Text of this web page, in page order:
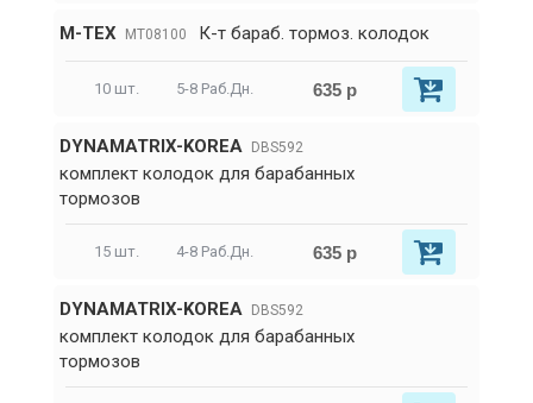
M-TEX MT08100 К-т бараб. тормоз. колодок
10 шт. 5-8 Раб.Дн. 635 р
DYNAMATRIX-KOREA DBS592
комплект колодок для барабанных
тормозов
15 шт. 4-8 Раб.Дн. 635 р
DYNAMATRIX-KOREA DBS592
комплект колодок для барабанных
тормозов